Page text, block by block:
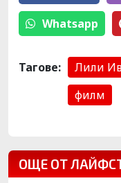
Whatsapp
Тагове: Лили
филм
ОЩЕ ОТ